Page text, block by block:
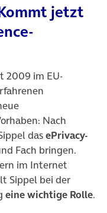
jetzt
2009 im EU-
Nach
dasePrivacy-
Fach bringen.
im Internet
Sippel bei der
eine wichtige Rolle.